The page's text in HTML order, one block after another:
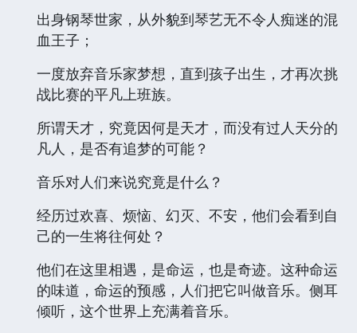
出身钢琴世家，从外貌到琴艺无不令人痴迷的混
血王子；
一度放弃音乐家梦想，直到孩子出生，才再次挑
战比赛的平凡上班族。
所谓天才，究竟因何是天才，而没有过人天分的
凡人，是否有追梦的可能？
音乐对人们来说究竟是什么？
经历过欢喜、烦恼、幻灭、不安，他们会看到自
己的一生将往何处？
他们在这里相遇，是命运，也是奇迹。这种命运
的味道，命运的预感，人们把它叫做音乐。侧耳
倾听，这个世界上充满着音乐。